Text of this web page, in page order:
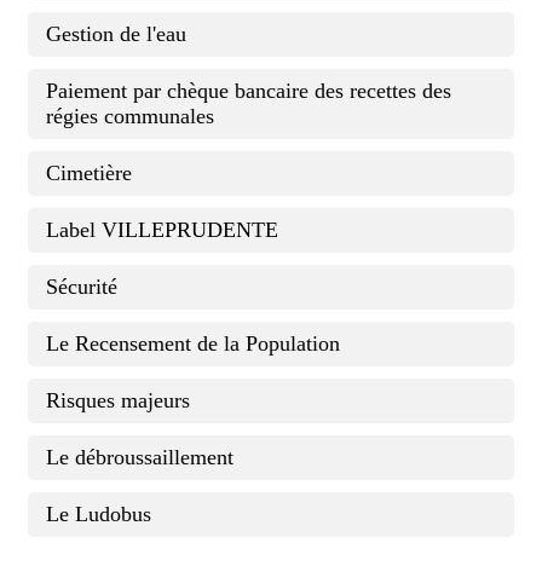
Gestion de l'eau
Paiement par chèque bancaire des recettes des
régies communales
Cimetière
Label VILLEPRUDENTE
Sécurité
Le Recensement de la Population
Risques majeurs
Le débroussaillement
Le Ludobus